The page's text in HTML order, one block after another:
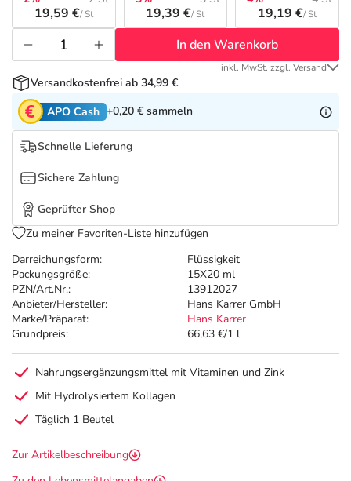
Tierapotheke
Vitamine & Mineralstoffe
Marken
Salus Deals
Darreichungsform:
Flüssigkeit
Packungsgröße:
15X20 ml
PZN/Art.Nr.:
13912027
Anbieter/Hersteller:
Hans Karrer GmbH
Marke/Präparat:
Hans Karrer
Grundpreis:
66,63 €/1 l
19,59 €/ St 19,39 €/ St 19,19 €/ St
In den Warenkorb
inkl. MwSt. zzgl. Versand
Versandkostenfrei ab 34,99 €
APO Cash +0,20 € sammeln
Schnelle Lieferung
Sichere Zahlung
Geprüfter Shop
Zu meiner Favoriten-Liste hinzufügen
Nahrungsergänzungsmittel mit Vitaminen und Zink
Mit Hydrolysiertem Kollagen
Täglich 1 Beutel
Zur Artikelbeschreibung